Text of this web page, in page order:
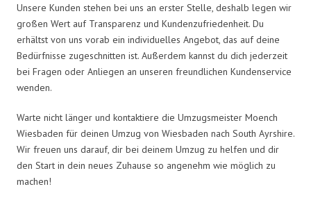
Unsere Kunden stehen bei uns an erster Stelle, deshalb legen wir
großen Wert auf Transparenz und Kundenzufriedenheit. Du
erhältst von uns vorab ein individuelles Angebot, das auf deine
Bedürfnisse zugeschnitten ist. Außerdem kannst du dich jederzeit
bei Fragen oder Anliegen an unseren freundlichen Kundenservice
wenden.
Warte nicht länger und kontaktiere die Umzugsmeister Moench
Wiesbaden für deinen Umzug von Wiesbaden nach South Ayrshire.
Wir freuen uns darauf, dir bei deinem Umzug zu helfen und dir
den Start in dein neues Zuhause so angenehm wie möglich zu
machen!